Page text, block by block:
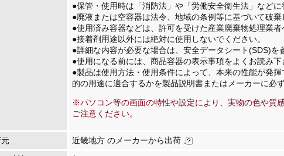
●保管・使用時は「消防法」や「労働安全衛生法」などに
●廃液または空容器は法令、地域の条例等に基づいて破棄
●使用済み容器などは、許可を受けた産業廃棄物処理業
●接着剤用途以外には絶対に使用しないでください。
●詳細な内容が必要な場合は、安全データシート(SDS)を
●使用になる前には、商品容器の表示事項をよくお読み下
●製品は使用方法・使用条件によって、本来の性能が発
的の用途に適合するかを製品説明書またはメーカーに必
※パソコン等の画面の特性や設定により、実物の色や質
ご注意ください。
近畿地方 のメーカーから出荷